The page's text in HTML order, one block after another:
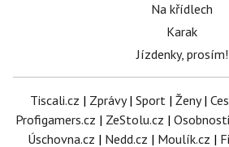
Na křídlech
Karak
Jízdenky, prosím!
Tiscali.cz | Zprávy| Sport | Ženy|
Profigamers.cz | ZeStolu.cz |
Úschovna.cz | Nedd.cz | Moulík.cz |